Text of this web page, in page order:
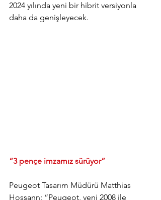
2024 yılında yeni bir hibrit versiyonla
daha da genişleyecek.
“3 pençe imzamız sürüyor”
Peugeot Tasarım Müdürü Matthias
Hossann; “Peugeot, yeni 2008 ile